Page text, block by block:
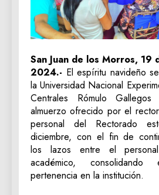
San Juan de los Morros, 19
2024.- El espíritu navideño
la Universidad Nacional
Centrales Rómulo
almuerzo ofrecido por el
personal del Rectorado
diciembre, con el fin de
los lazos entre el personal
académico,
pertenencia en la institución.